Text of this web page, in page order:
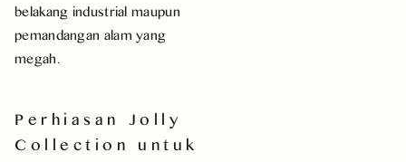
belakang industrial maupun
pemandangan alam yang
megah.
Perhiasan Jolly
Collection untuk